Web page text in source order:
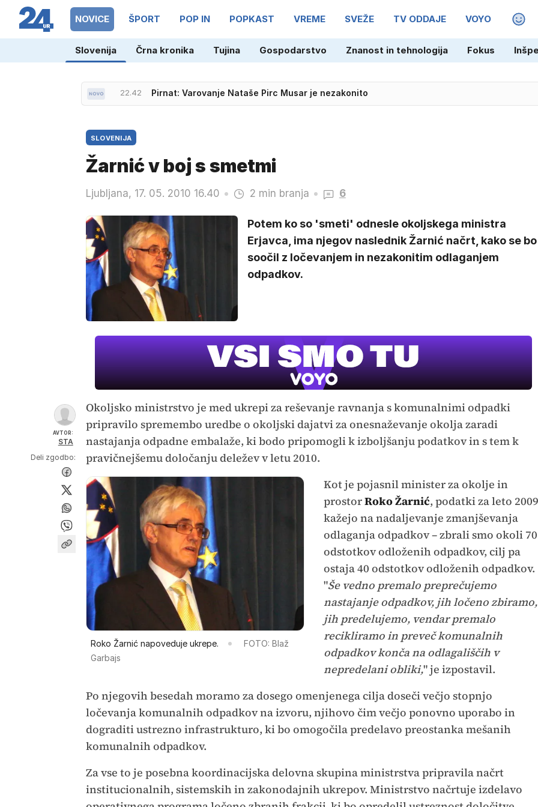
NOVICE ŠPORT POP IN POPKAST VREME SVEŽE TV ODDAJE VOYO
Slovenija Črna kronika Tujina Gospodarstvo Znanost in tehnologija Fokus
22.42 Pirnat: Varovanje Nataše Pirc Musar je nezakonito
22.04 Več gasilcev uspešno pogasilo požar, pomagali tudi AirTractorji
SLOVENIJA
Žarnić v boj s smetmi
Ljubljana, 17. 05. 2010 16.40 2 min branja 6
Potem ko so 'smeti' odnesle okoljskega ministra
Erjavca, ima njegov naslednik Žarnić načrt, kako se bo
soočil z ločevanjem in nezakonitim odlaganjem
odpadkov.
AVTOR:
STA
Deli zgodbo:
Okoljsko ministrstvo je med ukrepi za reševanje ravnanja s komunalnimi odpadki
pripravilo spremembo uredbe o okoljski dajatvi za onesnaževanje okolja zaradi
nastajanja odpadne embalaže, ki bodo pripomogli k izboljšanju podatkov in s tem k
pravičnejšemu določanju deležev v letu 2010.
Roko Žarnić napoveduje ukrepe.
FOTO: Blaž
Garbajs
Kot je pojasnil minister za okolje in
prostorRoko Žarnić, podatki za leto 2009
kažejo na nadaljevanje zmanjševanja
odlaganja odpadkov – zbrali smo okoli 70
odstotkov odloženih odpadkov, cilj pa
ostaja 40 odstotkov odloženih odpadkov.
"Še vedno premalo preprečujemo
nastajanje odpadkov, jih ločeno zbiramo,
jih predelujemo, vendar premalo
recikliramo in preveč komunalnih
odpadkov konča na odlagališčih v
nepredelani obliki," je izpostavil.
Po njegovih besedah moramo za dosego omenjenega cilja doseči večjo stopnjo
ločevanja komunalnih odpadkov na izvoru, njihovo čim večjo ponovno uporabo in
dograditi ustrezno infrastrukturo, ki bo omogočila predelavo preostanka mešanih
komunalnih odpadkov.
Za vse to je posebna koordinacijska delovna skupina ministrstva pripravila načrt
institucionalnih, sistemskih in zakonodajnih ukrepov. Ministrstvo načrtuje izdelavo
V živo na